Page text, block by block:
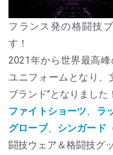
フランス発の格闘技
す！
2021年から世界最高
ユニフォームとなり、
ブランド”となりました！
ファイトショーツ
ラ
グローブ、 シンガード
闘技ウェア＆格闘技グ